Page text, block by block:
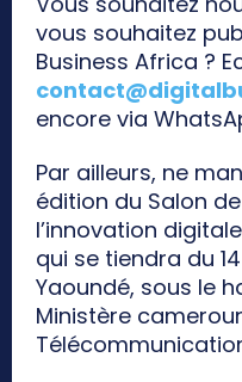
vous souhaitez
Business Africa ?
encore via
Par ailleurs, ne
édition du Salon
l’innovation
qui se tiendra du
Yaoundé, sous le
Ministère